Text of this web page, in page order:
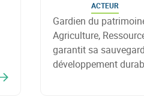
ACTEUR
Gardien du
Agriculture,
garantit sa sauvegarde dans une perspective de
développement
futures des